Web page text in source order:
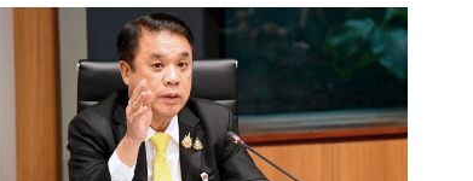
นร่วมลงทุนในการพัฒนาและบริหารจัดการ
ร